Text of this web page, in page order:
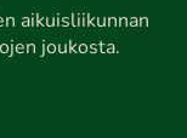
aikuisliikunnan
joukosta.